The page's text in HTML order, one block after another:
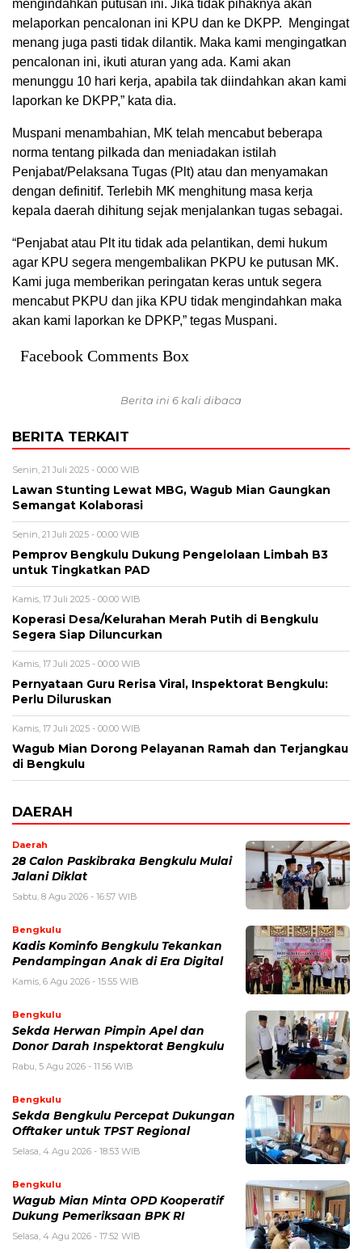
mengindahkan putusan ini. Jika tidak pihaknya akan
melaporkan pencalonan ini KPU dan ke DKPP. Mengingat
menang juga pasti tidak dilantik. Maka kami mengingatkan
pencalonan ini, ikuti aturan yang ada. Kami akan
menunggu 10 hari kerja, apabila tak diindahkan akan kami
laporkan ke DKPP,” kata dia.
Muspani menambahian, MK telah mencabut beberapa
norma tentang pilkada dan meniadakan istilah
Penjabat/Pelaksana Tugas (Plt) atau dan menyamakan
dengan definitif. Terlebih MK menghitung masa kerja
kepala daerah dihitung sejak menjalankan tugas sebagai.
“Penjabat atau Plt itu tidak ada pelantikan, demi hukum
agar KPU segera mengembalikan PKPU ke putusan MK.
Kami juga memberikan peringatan keras untuk segera
mencabut PKPU dan jika KPU tidak mengindahkan maka
akan kami laporkan ke DPKP,” tegas Muspani.
Facebook Comments Box
Berita ini 6 kali dibaca
BERITA TERKAIT
Senin, 21 Juli 2025 - 00:00 WIB
Lawan Stunting Lewat MBG, Wagub Mian Gaungkan
Semangat Kolaborasi
Senin, 21 Juli 2025 - 00:00 WIB
Pemprov Bengkulu Dukung Pengelolaan Limbah B3
untuk Tingkatkan PAD
Kamis, 17 Juli 2025 - 00:00 WIB
Koperasi Desa/Kelurahan Merah Putih di Bengkulu
Segera Siap Diluncurkan
Kamis, 17 Juli 2025 - 00:00 WIB
Pernyataan Guru Rerisa Viral, Inspektorat Bengkulu:
Perlu Diluruskan
Kamis, 17 Juli 2025 - 00:00 WIB
Wagub Mian Dorong Pelayanan Ramah dan Terjangkau
di Bengkulu
DAERAH
Daerah
28 Calon Paskibraka Bengkulu Mulai
Jalani Diklat
Sabtu, 8 Agu 2026 - 16:57 WIB
Bengkulu
Kadis Kominfo Bengkulu Tekankan
Pendampingan Anak di Era Digital
Kamis, 6 Agu 2026 - 15:55 WIB
Bengkulu
Sekda Herwan Pimpin Apel dan
Donor Darah Inspektorat Bengkulu
Rabu, 5 Agu 2026 - 11:56 WIB
Bengkulu
Sekda Bengkulu Percepat Dukungan
Offtaker untuk TPST Regional
Selasa, 4 Agu 2026 - 18:53 WIB
Bengkulu
Wagub Mian Minta OPD Kooperatif
Dukung Pemeriksaan BPK RI
Selasa, 4 Agu 2026 - 17:52 WIB